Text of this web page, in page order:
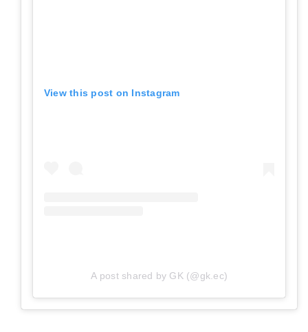
View this post on Instagram
A post shared by GK (@gk.ec)